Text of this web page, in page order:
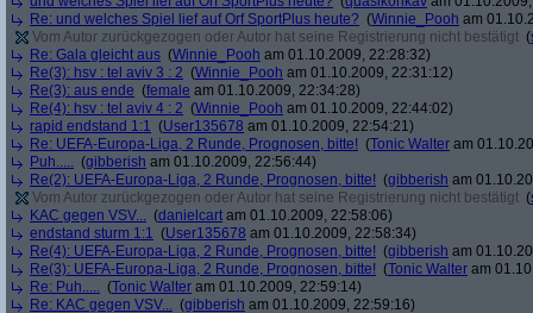
Re: und welches Spiel lief auf Orf SportPlus heute? (Winnie_Pooh am
Vom Autor zurückgezogen oder Autor hat seine Registrierung nicht bestätigt (
Re: Gala gleicht aus (Winnie_Pooh am 01.10.2009, 22:28:32)
Re(3): hsv : tel aviv 3 : 2 (Winnie_Pooh am 01.10.2009, 22:31:12)
Re(3): aus ende (female am 01.10.2009, 22:34:28)
Re(4): hsv : tel aviv 4 : 2 (Winnie_Pooh am 01.10.2009, 22:44:02)
rapid endstand 1:1 (User135678 am 01.10.2009, 22:54:21)
Re: UEFA-Europa-Liga, 2 Runde, Prognosen, bitte! (Tonic Walter am
Puh..... (gibberish am 01.10.2009, 22:56:44)
Re(2): UEFA-Europa-Liga, 2 Runde, Prognosen, bitte! (gibberish am
Vom Autor zurückgezogen oder Autor hat seine Registrierung nicht bestätigt (
KAC gegen VSV... (danielcart am 01.10.2009, 22:58:06)
endstand sturm 1:1 (User135678 am 01.10.2009, 22:58:34)
Re(4): UEFA-Europa-Liga, 2 Runde, Prognosen, bitte! (gibberish am
Re(3): UEFA-Europa-Liga, 2 Runde, Prognosen, bitte! (Tonic Walter am
Re: Puh..... (Tonic Walter am 01.10.2009, 22:59:14)
Re: KAC gegen VSV... (gibberish am 01.10.2009, 22:59:16)